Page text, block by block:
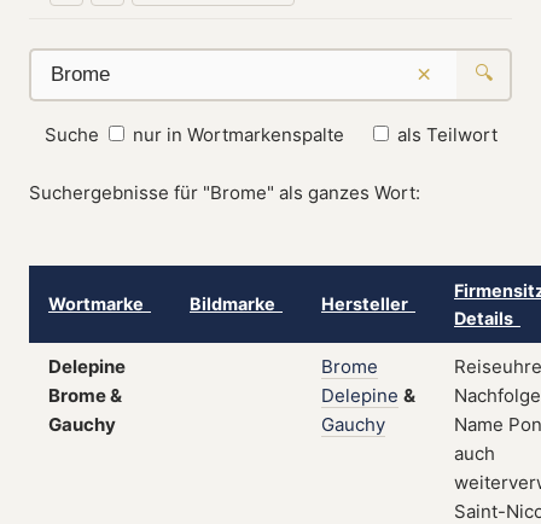
× 🔍
Suche nur in Wortmarkenspalte als Teilwort
Suchergebnisse für "Brome" als ganzes Wort:
Wortmarke Bildmarke Hersteller
Details
Delepine
Brome &
Gauchy
Brome
Delepine &
Gauchy
Name
auch
Saint-